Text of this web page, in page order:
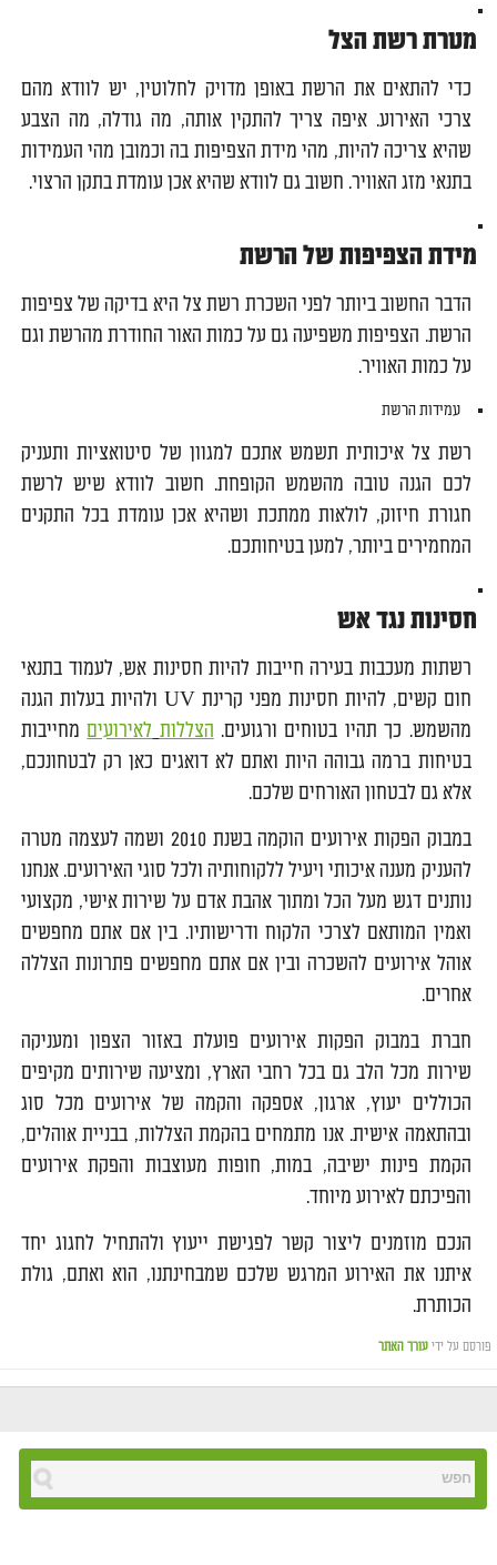
מטרת רשת הצל
כדי להתאים את הרשת באופן מדויק לחלוטין, יש לוודא מהם
צרכי האירוע. איפה צריך להתקין אותה, מה גודלה, מה הצבע
שהיא צריכה להיות, מהי מידת הצפיפות בה וכמובן מהי העמידות
בתנאי מזג האוויר. חשוב גם לוודא שהיא אכן עומדת בתקן הרצוי.
מידת הצפיפות של הרשת
הדבר החשוב ביותר לפני השכרת רשת צל היא בדיקה של צפיפות
הרשת. הצפיפות משפיעה גם על כמות האור החודרת מהרשת וגם
על כמות האוויר.
עמידות הרשת
רשת צל איכותית תשמש אתכם למגוון של סיטואציות ותעניק
לכם הגנה טובה מהשמש הקופחת. חשוב לוודא שיש לרשת
חגורת חיזוק, לולאות ממתכת ושהיא אכן עומדת בכל התקנים
המחמירים ביותר, למען בטיחותכם.
חסינות נגד אש
רשתות מעכבות בעירה חייבות להיות חסינות אש, לעמוד בתנאי
חום קשים, להיות חסינות מפני קרינת UV ולהיות בעלות הגנה
מהשמש. כך תהיו בטוחים ורגועים. הצללות לאירועיםמחייבות
בטיחות ברמה גבוהה היות ואתם לא דואגים כאן רק לבטחונכם,
אלא גם לבטחון האורחים שלכם.
במבוק הפקות אירועים הוקמה בשנת 2010 ושמה לעצמה מטרה
להעניק מענה איכותי ויעיל ללקוחותיה ולכל סוגי האירועים. אנחנו
נותנים דגש מעל הכל ומתוך אהבת אדם על שירות אישי, מקצועי
ואמין המותאם לצרכי הלקוח ודרישותיו. בין אם אתם מחפשים
אוהל אירועים להשכרה ובין אם אתם מחפשים פתרונות הצללה
אחרים.
חברת במבוק הפקות אירועים פועלת באזור הצפון ומעניקה
שירות מכל הלב גם בכל רחבי הארץ, ומציעה שירותים מקיפים
הכוללים יעוץ, ארגון, אספקה והקמה של אירועים מכל סוג
ובהתאמה אישית. אנו מתמחים בהקמת הצללות, בבניית אוהלים,
הקמת פינות ישיבה, במות, חופות מעוצבות והפקת אירועים
והפיכתם לאירוע מיוחד.
הנכם מוזמנים ליצור קשר לפגישת ייעוץ ולהתחיל לחגוג יחד
איתנו את האירוע המרגש שלכם שמבחינתנו, הוא ואתם, גולת
הכותרת.
פורסם על ידי עורך האתר